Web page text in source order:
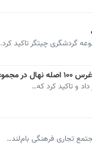
گردشگری چیتگر تاکید کرد.
تجاری فرهنگی بام‌لند…